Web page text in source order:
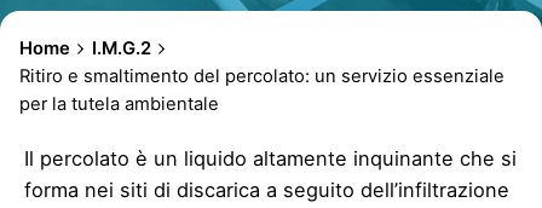
Home
I.M.G.2
Ritiro e smaltimento del percolato: un servizio essenziale
per la tutela ambientale
Il percolato è un liquido altamente inquinante che si
forma nei siti di discarica a seguito dell’infiltrazione